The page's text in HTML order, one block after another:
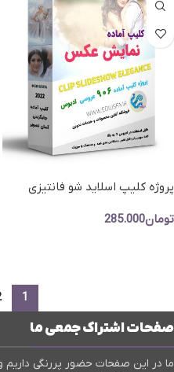
پروژه کلیپ اسلاید شو فانتیزی
عاشقانه
تومان285.000
1
صفحات اشتراک جمعی ما
ما در این صفحات حضور پررنگی